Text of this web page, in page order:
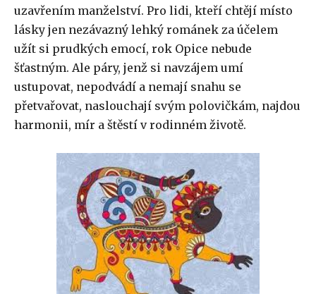
uzavřením manželství. Pro lidi, kteří chtějí místo
lásky jen nezávazný lehký románek za účelem
užít si prudkých emocí, rok Opice nebude
šťastným. Ale páry, jenž si navzájem umí
ustupovat, nepodvádí a nemají snahu se
přetvařovat, naslouchají svým polovičkám, najdou
harmonii, mír a štěstí v rodinném životě.